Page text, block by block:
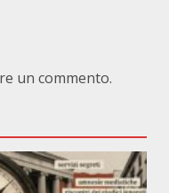
un commento.